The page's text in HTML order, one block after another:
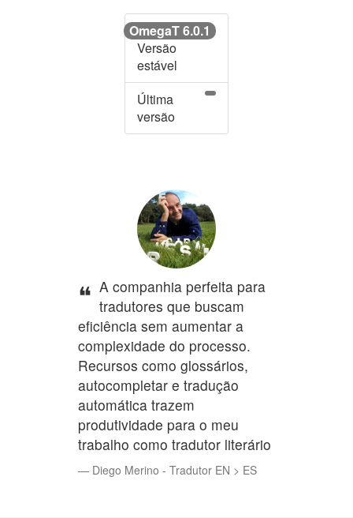
OmegaT 6.0.1
Versão
estável
Última
versão
A companhia perfeita para
tradutores que buscam
eficiência sem aumentar a
complexidade do processo.
Recursos como glossários,
autocompletar e tradução
automática trazem
produtividade para o meu
trabalho como tradutor literário
Diego Merino - Tradutor EN > ES